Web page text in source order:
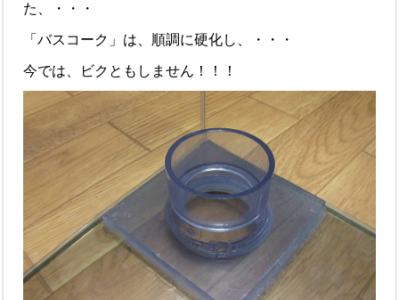
た、・・・
「バスコーク」は、順調に硬化し、・・・
今では、ビクともしません！！！